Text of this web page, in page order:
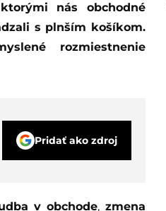
s plnším košíkom.
rozmiestnenie
Pridať ako zdroj
v obchode, zmena